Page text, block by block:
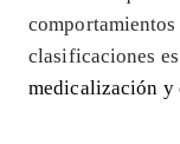
clasificaciones
medicalización y